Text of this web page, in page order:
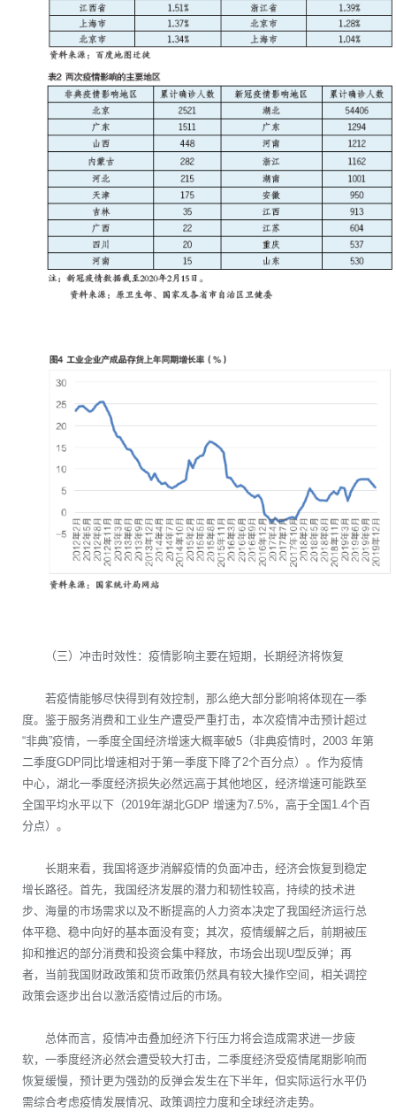
（三）冲击时效性：疫情影响主要在短期，长期经济将恢复
若疫情能够尽快得到有效控制，那么绝大部分影响将体现在一季
度。鉴于服务消费和工业生产遭受严重打击，本次疫情冲击预计超过
“非典”疫情，一季度全国经济增速大概率破5（非典疫情时，2003 年第
二季度GDP同比增速相对于第一季度下降了2个百分点）。作为疫情
中心，湖北一季度经济损失必然远高于其他地区，经济增速可能跌至
全国平均水平以下（2019年湖北GDP 增速为7.5%，高于全国1.4个百
分点）。
长期来看，我国将逐步消解疫情的负面冲击，经济会恢复到稳定
增长路径。首先，我国经济发展的潜力和韧性较高，持续的技术进
步、海量的市场需求以及不断提高的人力资本决定了我国经济运行总
体平稳、稳中向好的基本面没有变；其次，疫情缓解之后，前期被压
抑和推迟的部分消费和投资会集中释放，市场会出现U型反弹；再
者，当前我国财政政策和货币政策仍然具有较大操作空间，相关调控
政策会逐步出台以激活疫情过后的市场。
总体而言，疫情冲击叠加经济下行压力将会造成需求进一步疲
软，一季度经济必然会遭受较大打击，二季度经济受疫情尾期影响而
恢复缓慢，预计更为强劲的反弹会发生在下半年，但实际运行水平仍
需综合考虑疫情发展情况、政策调控力度和全球经济走势。